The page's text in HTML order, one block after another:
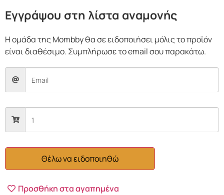
Εγγράψου στη λίστα αναμονής
Η ομάδα της Mombby θα σε ειδοποιήσει μόλις το προϊόν
είναι διαθέσιμο. Συμπλήρωσε το email σου παρακάτω.
Θέλω να ειδοποιηθώ
Προσθήκη στα αγαπημένα